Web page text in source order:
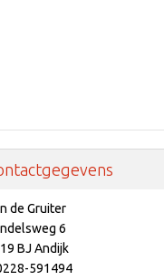
de Gruiter
6
BJ Andijk
591494